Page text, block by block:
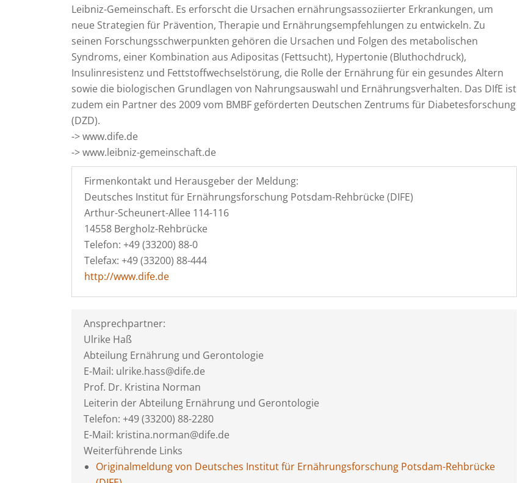
Leibniz-Gemeinschaft. Es erforscht die Ursachen ernährungsassoziierter Erkrankungen, um
neue Strategien für Prävention, Therapie und Ernährungsempfehlungen zu entwickeln. Zu
seinen Forschungsschwerpunkten gehören die Ursachen und Folgen des metabolischen
Syndroms, einer Kombination aus Adipositas (Fettsucht), Hypertonie (Bluthochdruck),
Insulinresistenz und Fettstoffwechselstörung, die Rolle der Ernährung für ein gesundes Altern
sowie die biologischen Grundlagen von Nahrungsauswahl und Ernährungsverhalten. Das DIfE ist
zudem ein Partner des 2009 vom BMBF geförderten Deutschen Zentrums für Diabetesforschung
(DZD).
-> www.dife.de
-> www.leibniz-gemeinschaft.de
Firmenkontakt und Herausgeber der Meldung:
Deutsches Institut für Ernährungsforschung Potsdam-Rehbrücke (DIFE)
Arthur-Scheunert-Allee 114-116
14558 Bergholz-Rehbrücke
Telefon: +49 (33200) 88-0
Telefax: +49 (33200) 88-444
http://www.dife.de
Ansprechpartner:
Ulrike Haß
Abteilung Ernährung und Gerontologie
E-Mail: ulrike.hass@dife.de
Prof. Dr. Kristina Norman
Leiterin der Abteilung Ernährung und Gerontologie
Telefon: +49 (33200) 88-2280
E-Mail: kristina.norman@dife.de
Weiterführende Links
Originalmeldung von Deutsches Institut für Ernährungsforschung Potsdam-Rehbrücke